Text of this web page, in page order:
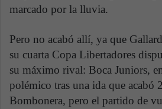
marcado por la lluvia.
Pero no acabó allí, ya que
su cuarta Copa Libertadores
su máximo rival: Boca Juniors,
polémico tras una ida que acabó
Bombonera, pero el partido de